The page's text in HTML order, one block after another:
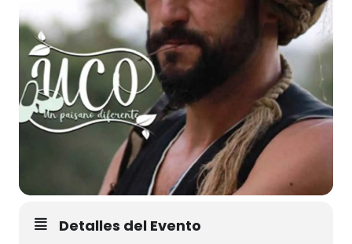
Detalles del Evento